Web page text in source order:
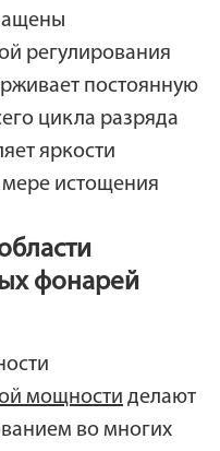
регулирования
постоянную
цикла разряда
яркости
истощения
фонарей
мощности делают
во многих